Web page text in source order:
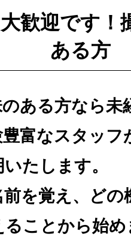
歓迎です！
ある方
ある方なら未
富なスタッフ
たします。
前を覚え、ど
ことから始め